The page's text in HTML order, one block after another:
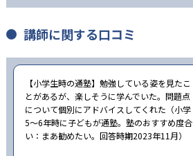
講師に関する口コミ
【小学生時の通塾】勉強している姿を見たこ
とがあるが、楽しそうに学んでいた。問題点
について個別にアドバイスしてくれた（小学
5〜6年時に子どもが通塾。塾のおすすめ度合
い：まあ勧めたい。回答時期2023年11月）